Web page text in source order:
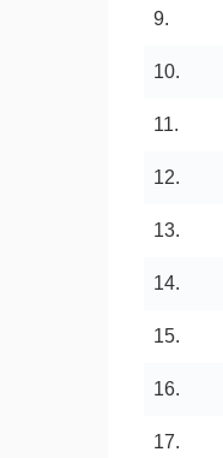
9.
10.
11.
12.
13.
14.
15.
16.
17.